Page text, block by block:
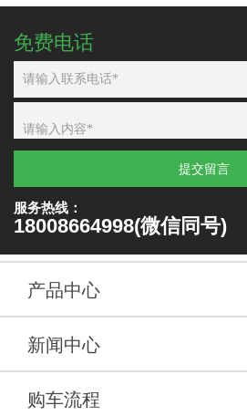
免费电话
提交留言
服务热线：
18008664998(微信同号)
产品中心
新闻中心
购车流程